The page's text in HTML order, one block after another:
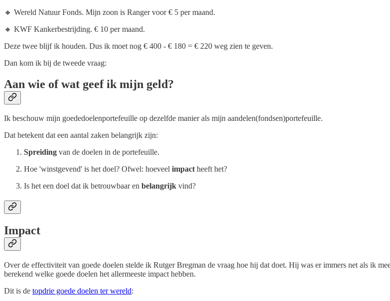
🔸 Wereld Natuur Fonds. Mijn zoon is Ranger voor € 5 per maand.
🔸 KWF Kankerbestrijding. € 10 per maand.
Deze twee blijf ik houden. Dus ik moet nog € 400 - € 180 = € 220 weg zien te geven.
Dan kom ik bij de tweede vraag:
Aan wie of wat geef ik mijn geld?
Ik beschouw mijn goededoelenportefeuille op dezelfde manier als mijn aandelen(fondsen)portefeuille.
Dat betekent dat een aantal zaken belangrijk zijn:
Spreiding van de doelen in de portefeuille.
Hoe 'winstgevend' is het doel? Ofwel: hoeveel impactheeft het?
Is het een doel dat ik betrouwbaar en belangrijk vind?
Impact
Over de effectiviteit van goede doelen stelde ik Rutger Bregman de vraag hoe hij dat doet. Hij was er immers net als ik
berekend welke goede doelen het allermeeste impact hebben.
Dit is de topdrie goede doelen ter wereld: